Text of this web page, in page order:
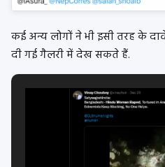
कई अन्य लोगों ने भी इसी तरह के
दी गई गैलरी में देख सकते हैं.